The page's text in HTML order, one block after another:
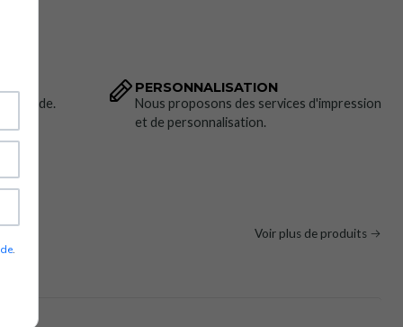
PERSONNALISATION
Nous proposons des services d'impression
et de personnalisation.
Voir plus de produits
.